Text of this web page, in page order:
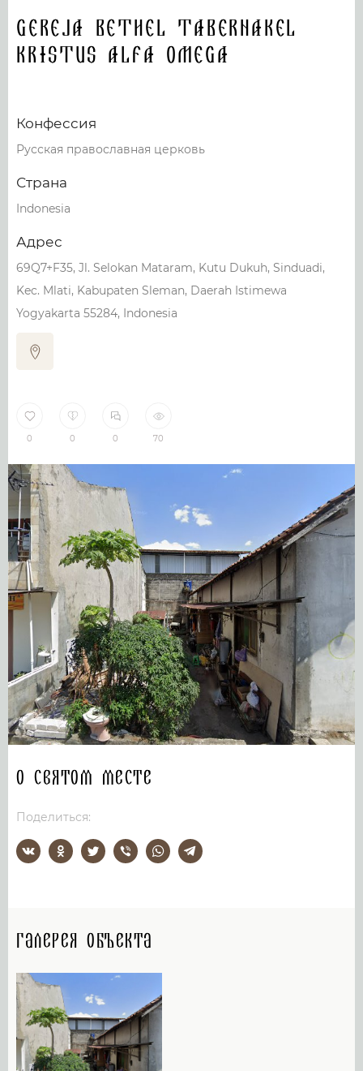
Gereja Bethel Tabernakel
Kristus Alfa Omega
Конфессия
Русская православная церковь
Страна
Indonesia
Адрес
69Q7+F35, Jl. Selokan Mataram, Kutu Dukuh, Sinduadi,
Kec. Mlati, Kabupaten Sleman, Daerah Istimewa
Yogyakarta 55284, Indonesia
0 0 0 70
О святом месте
Поделиться:
Галерея объекта